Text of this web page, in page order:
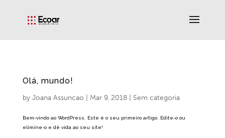
Olá, mundo!
by Joana Assuncao Mar 9, 2018| Sem categoria
Bem-vindo ao WordPress. Este é o seu primeiro artigo. Edite-o ou
elimine-o e dê vida ao seu site!